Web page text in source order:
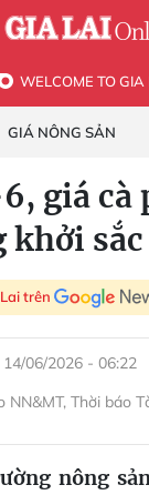
WELCOME TO GIA
GIÁ NÔNG SẢN
giá cà
khởi sắc
trên
06/2026 - 06:22
NN&MT, Thời báo
nông